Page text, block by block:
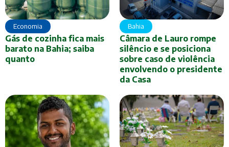
Economia
Gás de cozinha fica mais
barato na Bahia; saiba
quanto
Bahia
Câmara de Lauro rompe
silêncio e se posiciona
sobre caso de violência
envolvendo o presidente
da Casa